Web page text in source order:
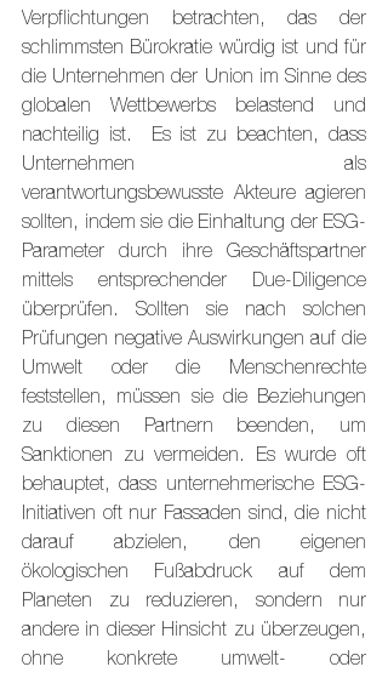
Verpflichtungen betrachten, das der
schlimmsten Bürokratie würdig ist und für
die Unternehmen der Union im Sinne des
globalen Wettbewerbs belastend und
nachteilig ist.  Es ist zu beachten, dass
Unternehmen als
verantwortungsbewusste Akteure agieren
sollten, indem sie die Einhaltung der ESG-
Parameter durch ihre Geschäftspartner
mittels entsprechender Due-Diligence
überprüfen. Sollten sie nach solchen
Prüfungen negative Auswirkungen auf die
Umwelt oder die Menschenrechte
feststellen, müssen sie die Beziehungen
zu diesen Partnern beenden, um
Sanktionen zu vermeiden. Es wurde oft
behauptet, dass unternehmerische ESG-
Initiativen oft nur Fassaden sind, die nicht
darauf abzielen, den eigenen
ökologischen Fußabdruck auf dem
Planeten zu reduzieren, sondern nur
andere in dieser Hinsicht zu überzeugen,
ohne konkrete umwelt- oder